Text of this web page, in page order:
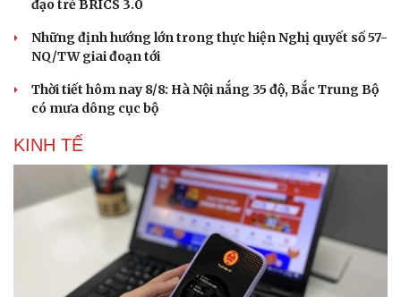
đạo trẻ BRICS 3.0
Những định hướng lớn trong thực hiện Nghị quyết số 57-
NQ/TW giai đoạn tới
Thời tiết hôm nay 8/8: Hà Nội nắng 35 độ, Bắc Trung Bộ
có mưa dông cục bộ
KINH TẾ